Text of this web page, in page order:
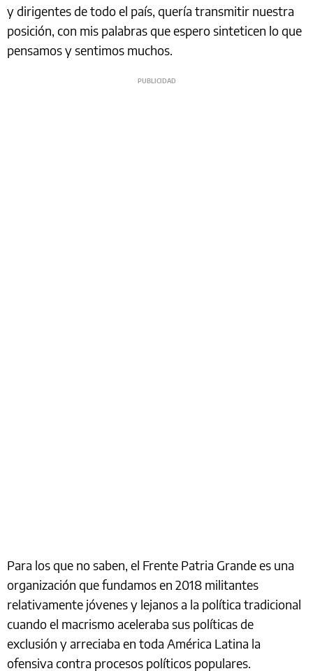
y dirigentes de todo el país, quería transmitir nuestra
posición, con mis palabras que espero sinteticen lo que
pensamos y sentimos muchos.
Para los que no saben, el Frente Patria Grande es una
organización que fundamos en 2018 militantes
relativamente jóvenes y lejanos a la política tradicional
cuando el macrismo aceleraba sus políticas de
exclusión y arreciaba en toda América Latina la
ofensiva contra procesos políticos populares.